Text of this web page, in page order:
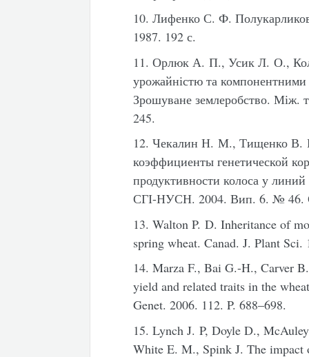
10. Лифенко С. Ф.
1987. 192 с.
11. Орлюк А. П., Усик Л. О.,
урожайністю та
Зрошуване землеробство. Між.
245.
12. Чекалин Н. М., Тищенко В.
коэффициенты генетической
продуктивности колоса у
СГІ-НУСН. 2004. Вип. 6. № 46.
13. Walton P. D. Inheritance of
spring wheat. Canad. J. Plant
14. Marza F., Bai G.-H., Carver
yield and related traits in the
Genet. 2006. 112. P. 688–698.
15. Lynch J. P, Doyle D.,
White E. M., Spink J. The